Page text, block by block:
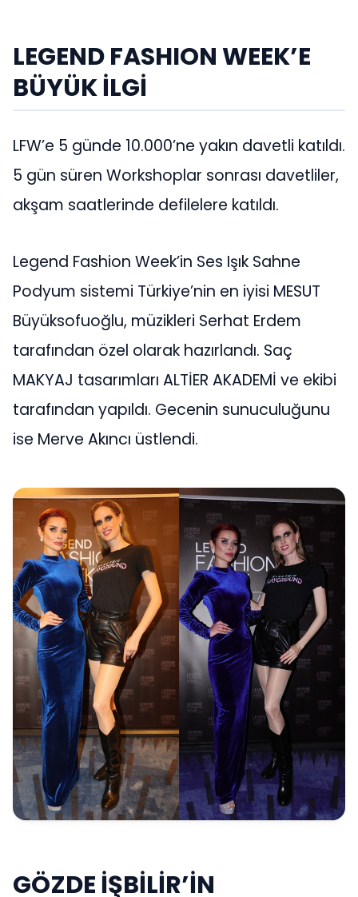
LEGEND FASHION WEEK’E
BÜYÜK İLGİ
LFW’e 5 günde 10.000’ne yakın davetli katıldı.
5 gün süren Workshoplar sonrası davetliler,
akşam saatlerinde defilelere katıldı.
Legend Fashion Week’in Ses Işık Sahne
Podyum sistemi Türkiye’nin en iyisi MESUT
Büyüksofuoğlu, müzikleri Serhat Erdem
tarafından özel olarak hazırlandı. Saç
MAKYAJ tasarımları ALTİER AKADEMİ ve ekibi
tarafından yapıldı. Gecenin sunuculuğunu
ise Merve Akıncı üstlendi.
GÖZDE İŞBİLİR’İN